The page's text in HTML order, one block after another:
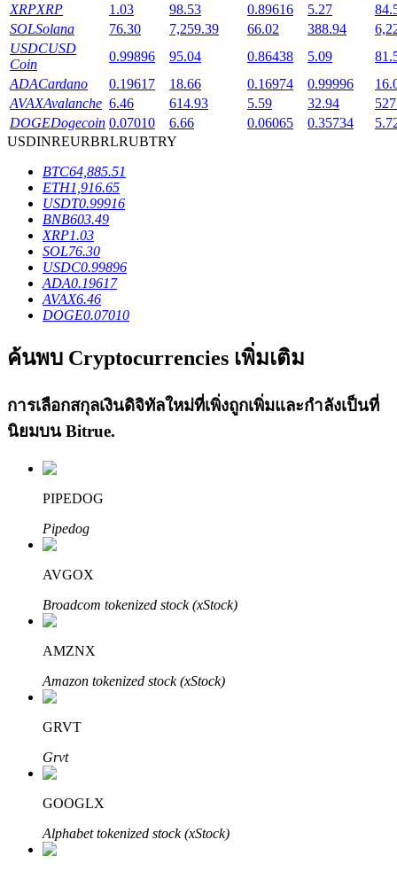
การล็อค BTR
การลงทุนพิเศษสำหรับผู้ถือ BTR
เงินกู้
บริการยืมเงินที่ได้รับการสนับสนุนจาก Crypto
คว้าผลกำไรระยะยาวและผลประโยชน์ที่ยืดหยุ่น
Bitrue
XRPXRP 1.03 98.53 0.89616 5.27
SOLSolana 76.30 7,259.39 66.02 388.94
USDCUSD
Coin
0.99896 95.04 0.86438 5.09
ADACardano 0.19617 18.66 0.16974 0.99996
AVAXAvalanche 6.46 614.93 5.59 32.94
DOGEDogecoin 0.07010 6.66 0.06065 0.35734
USDINREURBRLRUBTRY
BTC64,885.51
ETH1,916.65
USDT0.99916
BNB603.49
XRP1.03
SOL76.30
USDC0.99896
ADA0.19617
AVAX6.46
DOGE0.07010
ค้นพบ Cryptocurrencies เพิ่มเติม
การเลือกสกุลเงินดิจิทัลใหม่ที่เพิ่งถูกเพิ่มและกำลังเป็นที่
นิยมบน Bitrue.
PIPEDOG
Pipedog
AVGOX
Broadcom tokenized stock (xStock)
AMZNX
Amazon tokenized stock (xStock)
GRVT
Grvt
GOOGLX
Alphabet tokenized stock (xStock)